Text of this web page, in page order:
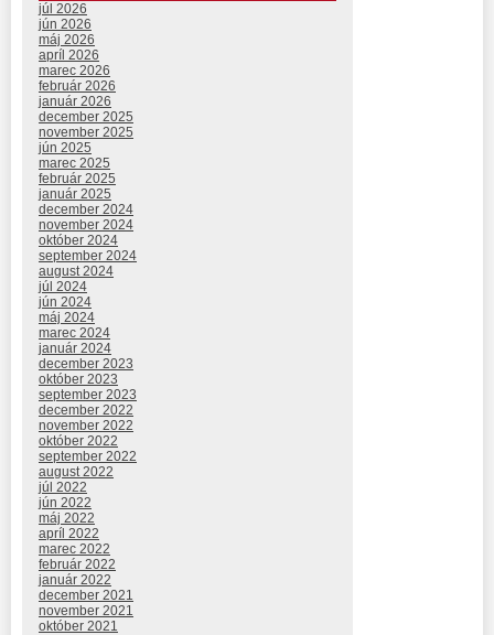
júl 2026
jún 2026
máj 2026
apríl 2026
marec 2026
február 2026
január 2026
december 2025
november 2025
jún 2025
marec 2025
február 2025
január 2025
december 2024
november 2024
október 2024
september 2024
august 2024
júl 2024
jún 2024
máj 2024
marec 2024
január 2024
december 2023
október 2023
september 2023
december 2022
november 2022
október 2022
september 2022
august 2022
júl 2022
jún 2022
máj 2022
apríl 2022
marec 2022
február 2022
január 2022
december 2021
november 2021
október 2021